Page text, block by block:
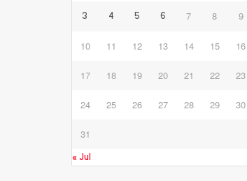
3 4 5 6 7 8 9
10 11 12 13 14 15 16
17 18 19 20 21 22 23
24 25 26 27 28 29 30
31
« Jul